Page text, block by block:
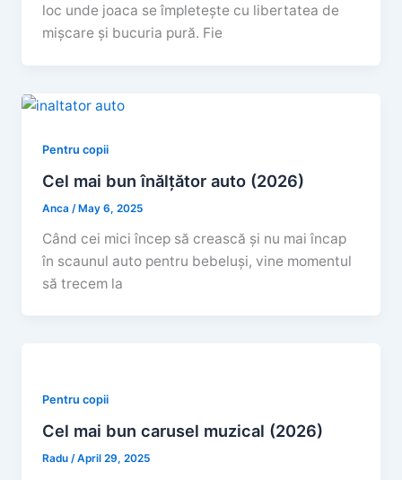
loc unde joaca se împletește cu libertatea de
mișcare și bucuria pură. Fie
Pentru copii
Cel mai bun înălțător auto (2026)
Anca/ May 6, 2025
Când cei mici încep să crească și nu mai încap
în scaunul auto pentru bebeluși, vine momentul
să trecem la
Pentru copii
Cel mai bun carusel muzical (2026)
Radu/April 29, 2025